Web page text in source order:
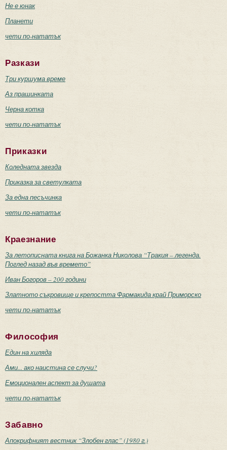
Не е юнак
Планети
чети по-нататък
Разкази
Три куршума време
Аз прашинката
Черна котка
чети по-нататък
Приказки
Коледната звезда
Приказка за светулката
За една песъчинка
чети по-нататък
Краезнание
За летописната книга на Божанка Николова “Тракия – легенда.
Поглед назад във времето”
Иван Богоров – 200 години
Златното съкровище и крепостта Фармакида край Приморско
чети по-нататък
Философия
Един на хиляда
Ами... ако наистина се случи?
Емоционален аспект за душата
чети по-нататък
Забавно
Апокрифният вестник “Злобен глас” (1980 г.)